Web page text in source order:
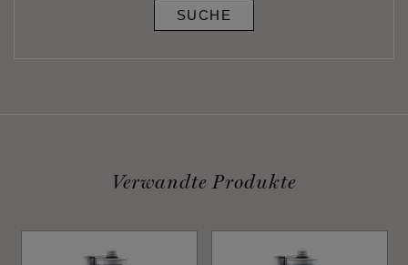
SUCHE
Verwandte Produkte